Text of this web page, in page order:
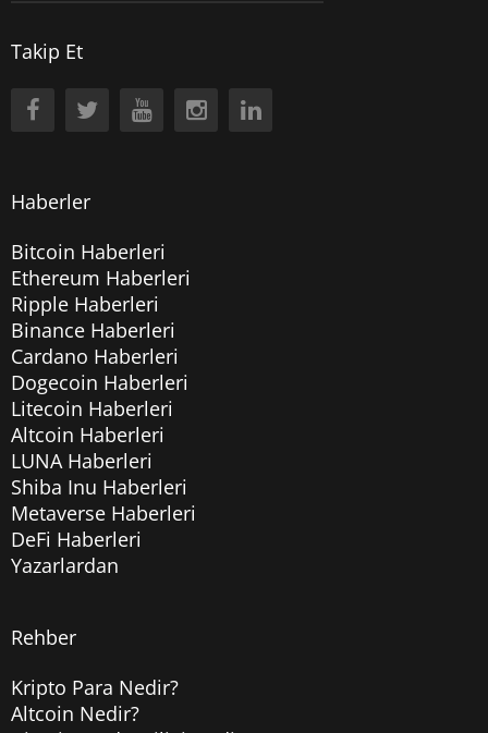
Takip Et
Haberler
Bitcoin Haberleri
Ethereum Haberleri
Ripple Haberleri
Binance Haberleri
Cardano Haberleri
Dogecoin Haberleri
Litecoin Haberleri
Altcoin Haberleri
LUNA Haberleri
Shiba Inu Haberleri
Metaverse Haberleri
DeFi Haberleri
Yazarlardan
Rehber
Kripto Para Nedir?
Altcoin Nedir?